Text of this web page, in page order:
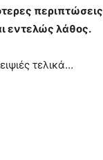
περιπτώσεις
εντελώς λάθος.
τελικά…